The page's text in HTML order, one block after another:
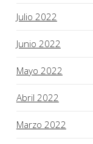
Julio 2022
Junio 2022
Mayo 2022
Abril 2022
Marzo 2022